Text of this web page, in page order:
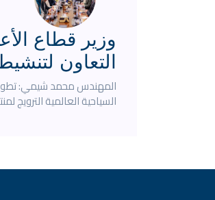
وزير قطاع
التعاون
المهندس محمد شيمي: تطوير
السياحية العالمية ‎الترويج لمنتج ...